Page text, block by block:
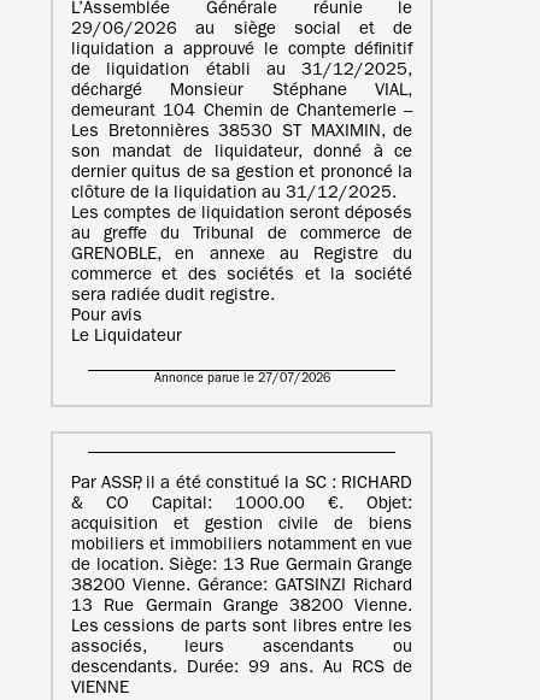
L’Assemblée Générale réunie le
29/06/2026 au siège social et de
liquidation a approuvé le compte définitif
de liquidation établi au 31/12/2025,
déchargé Monsieur Stéphane VIAL,
demeurant 104 Chemin de Chantemerle –
Les Bretonnières 38530 ST MAXIMIN, de
son mandat de liquidateur, donné à ce
dernier quitus de sa gestion et prononcé la
clôture de la liquidation au 31/12/2025.
Les comptes de liquidation seront déposés
au greffe du Tribunal de commerce de
GRENOBLE, en annexe au Registre du
commerce et des sociétés et la société
sera radiée dudit registre.
Pour avis
Le Liquidateur
Annonce parue le 27/07/2026
Par ASSP, il a été constitué la SC : RICHARD
& CO Capital: 1000.00 €. Objet:
acquisition et gestion civile de biens
mobiliers et immobiliers notamment en vue
de location. Siège: 13 Rue Germain Grange
38200 Vienne. Gérance: GATSINZI Richard
13 Rue Germain Grange 38200 Vienne.
Les cessions de parts sont libres entre les
associés, leurs ascendants ou
descendants. Durée: 99 ans. Au RCS de
VIENNE